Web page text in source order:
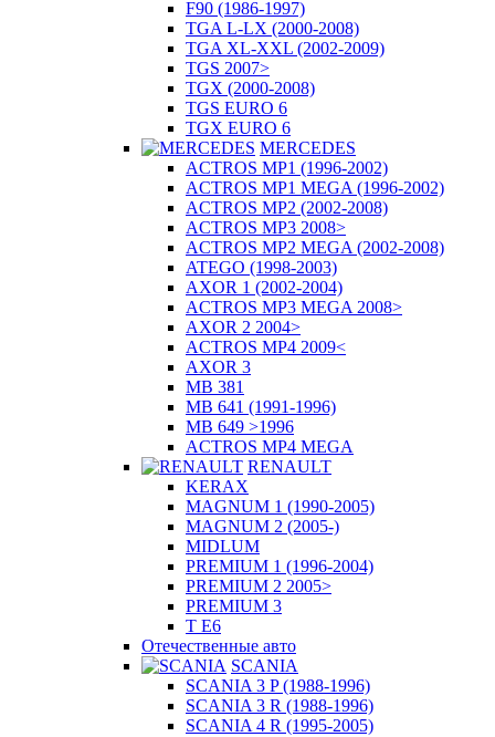
F90 (1986-1997)
TGA L-LX (2000-2008)
TGA XL-XXL (2002-2009)
TGS 2007>
TGX (2000-2008)
TGS EURO 6
TGX EURO 6
MERCEDES
ACTROS MP1 (1996-2002)
ACTROS MP1 MEGA (1996-2002)
ACTROS MP2 (2002-2008)
ACTROS MP3 2008>
ACTROS MP2 MEGA (2002-2008)
ATEGO (1998-2003)
AXOR 1 (2002-2004)
ACTROS MP3 MEGA 2008>
AXOR 2 2004>
ACTROS MP4 2009<
AXOR 3
MB 381
MB 641 (1991-1996)
MB 649 >1996
ACTROS MP4 MEGA
RENAULT
KERAX
MAGNUM 1 (1990-2005)
MAGNUM 2 (2005-)
MIDLUM
PREMIUM 1 (1996-2004)
PREMIUM 2 2005>
PREMIUM 3
T E6
Отечественные авто
SCANIA
SCANIA 3 P (1988-1996)
SCANIA 3 R (1988-1996)
SCANIA 4 R (1995-2005)